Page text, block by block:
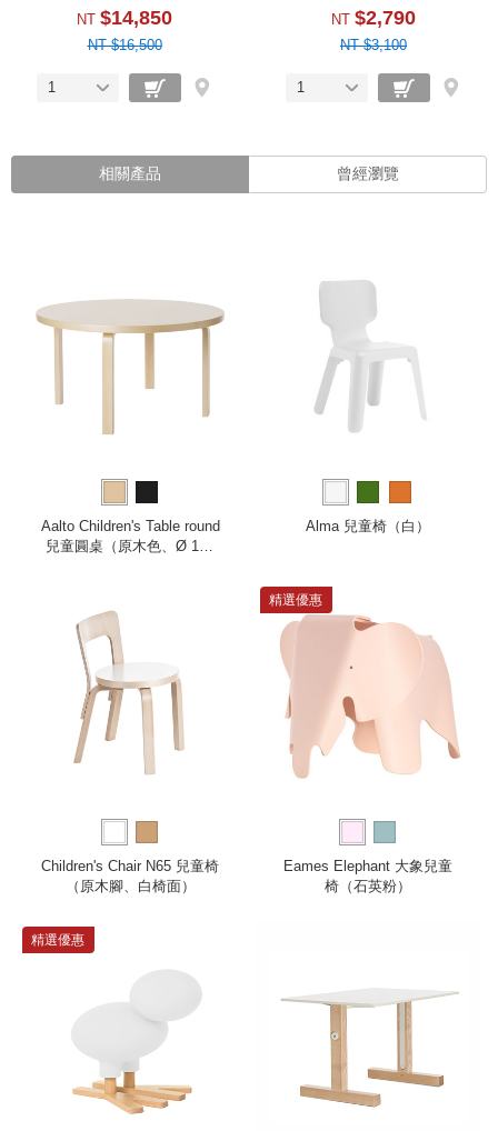
NT $14,850
NT $16,500
1
NT $2,790
NT $3,100
1
相關產品 曾經瀏覽
Aalto Children's Table round
兒童圓桌（原木色、Ø 100
Alma 兒童椅（白）
Children's Chair N65 兒童椅
（原木腳、白椅面）
精選優惠
Eames Elephant 大象兒童
椅（石英粉）
精選優惠